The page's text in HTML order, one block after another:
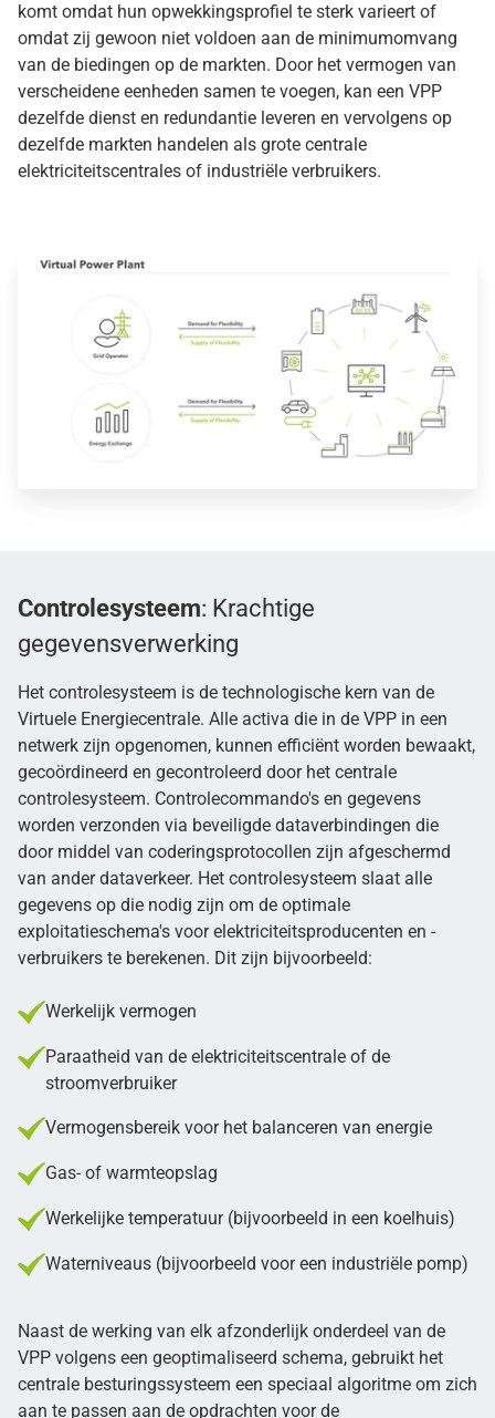
komt omdat hun opwekkingsprofiel te sterk varieert of
omdat zij gewoon niet voldoen aan de minimumomvang
van de biedingen op de markten. Door het vermogen van
verscheidene eenheden samen te voegen, kan een VPP
dezelfde dienst en redundantie leveren en vervolgens op
dezelfde markten handelen als grote centrale
elektriciteitscentrales of industriële verbruikers.
Controlesysteem: Krachtige
gegevensverwerking
Het controlesysteem is de technologische kern van de
Virtuele Energiecentrale. Alle activa die in de VPP in een
netwerk zijn opgenomen, kunnen efficiënt worden bewaakt,
gecoördineerd en gecontroleerd door het centrale
controlesysteem. Controlecommando's en gegevens
worden verzonden via beveiligde dataverbindingen die
door middel van coderingsprotocollen zijn afgeschermd
van ander dataverkeer. Het controlesysteem slaat alle
gegevens op die nodig zijn om de optimale
exploitatieschema's voor elektriciteitsproducenten en -
verbruikers te berekenen. Dit zijn bijvoorbeeld:
Werkelijk vermogen
Paraatheid van de elektriciteitscentrale of de
stroomverbruiker
Vermogensbereik voor het balanceren van energie
Gas- of warmteopslag
Werkelijke temperatuur (bijvoorbeeld in een koelhuis)
Waterniveaus (bijvoorbeeld voor een industriële pomp)
Naast de werking van elk afzonderlijk onderdeel van de
VPP volgens een geoptimaliseerd schema, gebruikt het
centrale besturingssysteem een speciaal algoritme om zich
aan te passen aan de opdrachten voor de